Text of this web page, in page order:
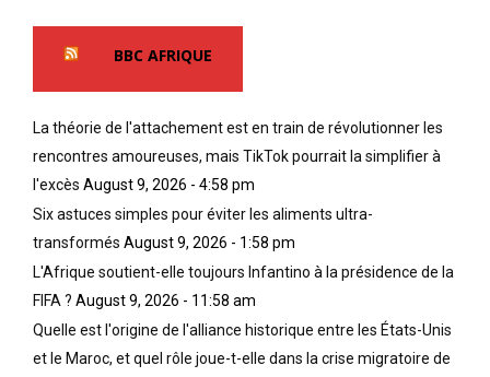
BBC AFRIQUE
La théorie de l'attachement est en train de révolutionner les
rencontres amoureuses, mais TikTok pourrait la simplifier à
l'excès August 9, 2026 - 4:58 pm
Six astuces simples pour éviter les aliments ultra-
transformés August 9, 2026 - 1:58 pm
L'Afrique soutient-elle toujours Infantino à la présidence de la
FIFA ? August 9, 2026 - 11:58 am
Quelle est l'origine de l'alliance historique entre les États-Unis
et le Maroc, et quel rôle joue-t-elle dans la crise migratoire de